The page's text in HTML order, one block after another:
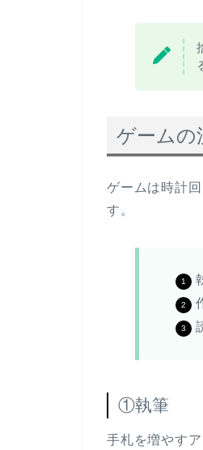
ゲームの
ゲームは時計
す。
①執筆
手札を増やす